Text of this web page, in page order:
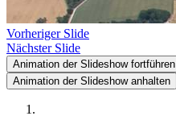
Vorheriger Slide
Nächster Slide
Animation der Slideshow fortführen
Animation der Slideshow anhalten